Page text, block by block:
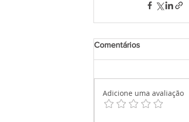
Comentários
Adicione uma avaliação